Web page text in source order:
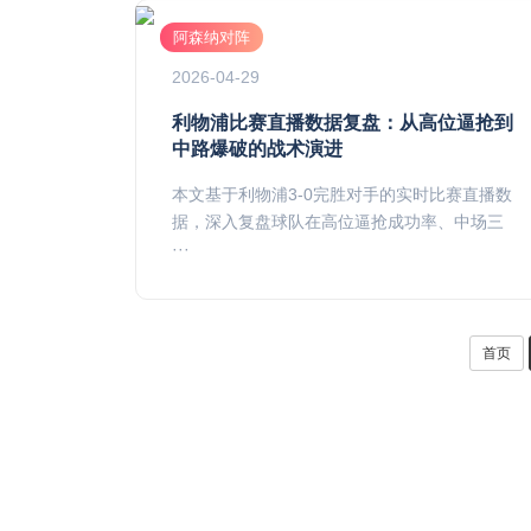
阿森纳对阵
2026-04-29
利物浦比赛直播数据复盘：从高位逼抢到
中路爆破的战术演进
本文基于利物浦3-0完胜对手的实时比赛直播数
据，深入复盘球队在高位逼抢成功率、中场三
···
首页